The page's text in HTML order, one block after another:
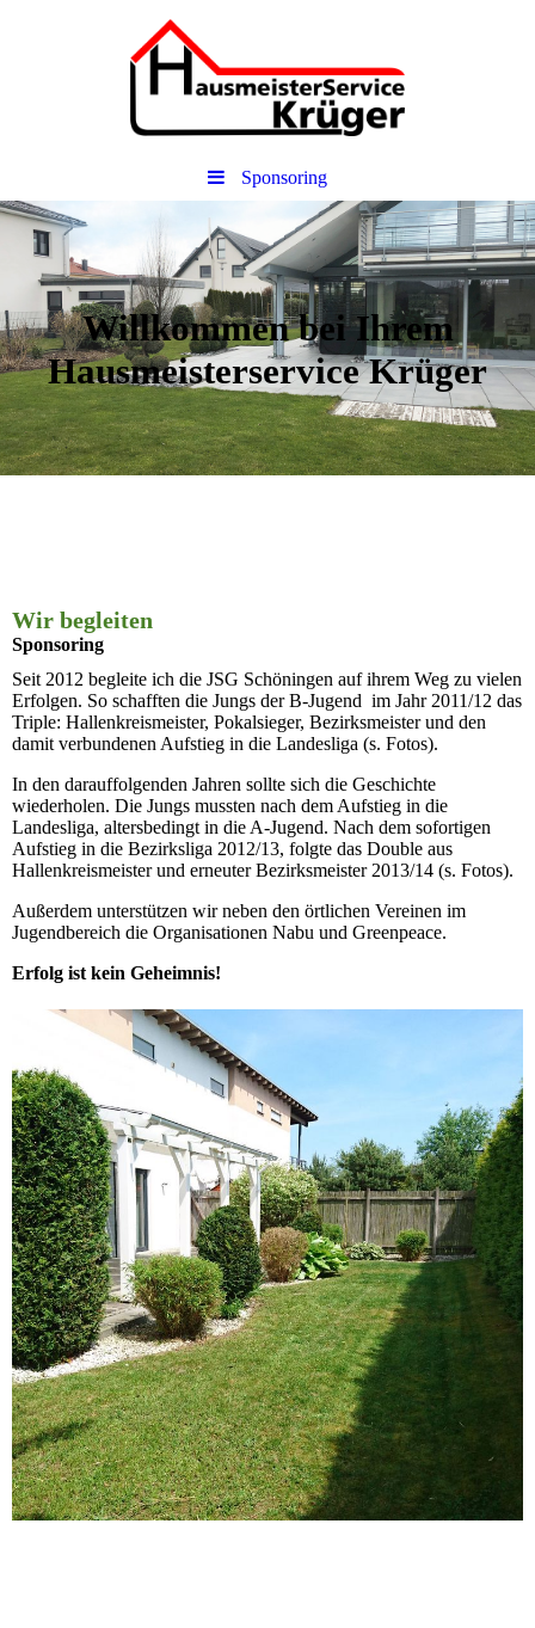
Sponsoring
Willkommen bei Ihrem
Hausmeisterservice Krüger
Wir begleiten
Sponsoring
Seit 2012 begleite ich die JSG Schöningen auf ihrem Weg zu vielen
Erfolgen. So schafften die Jungs der B-Jugend im Jahr 2011/12 das
Triple: Hallenkreismeister, Pokalsieger, Bezirksmeister und den
damit verbundenen Aufstieg in die Landesliga (s. Fotos).
In den darauffolgenden Jahren sollte sich die Geschichte
wiederholen. Die Jungs mussten nach dem Aufstieg in die
Landesliga, altersbedingt in die A-Jugend. Nach dem sofortigen
Aufstieg in die Bezirksliga 2012/13, folgte das Double aus
Hallenkreismeister und erneuter Bezirksmeister 2013/14 (s. Fotos).
Außerdem unterstützen wir neben den örtlichen Vereinen im
Jugendbereich die Organisationen Nabu und Greenpeace.
Erfolg ist kein Geheimnis!